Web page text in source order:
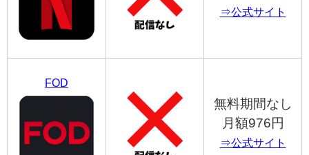
⇒公式サイト
FOD
無料期間なし
月額976円
⇒公式サイト